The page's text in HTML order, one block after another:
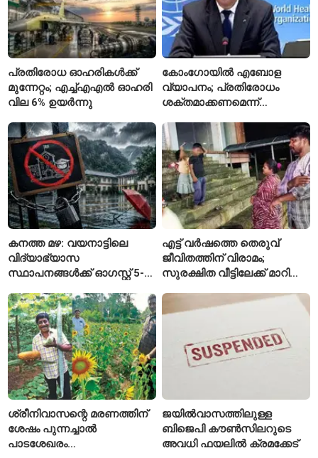
പ്രതിരോധ ഓഹരികൾക്ക്
മുന്നേറ്റം; എച്ച്എഎൽ ഓഹരി
വില 6% ഉയർന്നു
കോംഗോയിൽ എബോള
വ്യാപനം; പ്രതിരോധം
ശക്തമാക്കണമെന്ന്
കനത്ത മഴ: വയനാട്ടിലെ
വിദ്യാഭ്യാസ
സ്ഥാപനങ്ങൾക്ക് ഓഗസ്റ്റ് 5-ന്
എട്ട് വർഷത്തെ തെരുവ്
ജീവിതത്തിന് വിരാമം;
സുരക്ഷിത വീട്ടിലേക്ക് മാറി
ശ്രീനിവാസന്റെ മരണത്തിന്
ശേഷം പുന്നച്ചാൽ
പാടശേഖരം
ജയിൽവാസത്തിലുള്ള
ബിജെപി കൗൺസിലറുടെ
അവധി ഫയലിൽ ക്രമക്കേട്